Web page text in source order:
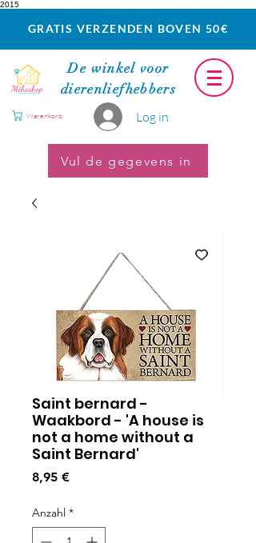
2015
GRATIS VERZENDEN BOVEN 50€
De winkel voor
dierenliefhebbers
Log in
Warenkorb
Vul de gegevens in
Saint bernard -
Waakbord - 'A house is
not a home without a
Saint Bernard'
8,95 €Preis
Anzahl *